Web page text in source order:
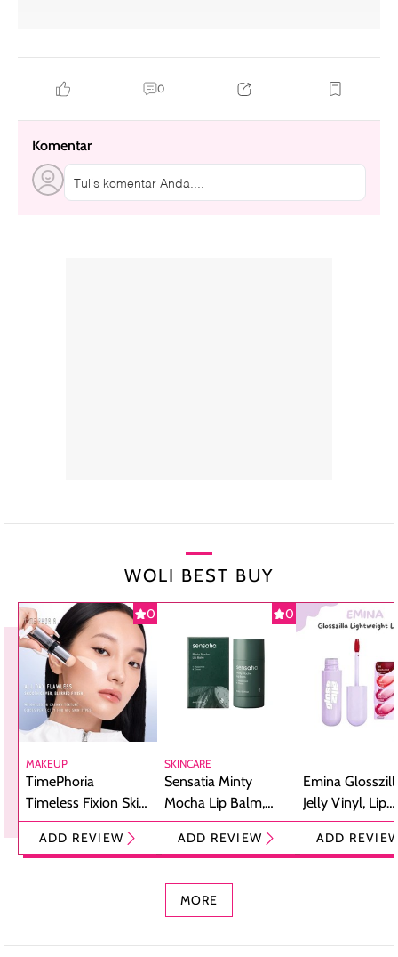
0
Komentar
Tulis komentar Anda....
WOLI BEST BUY
0
MAKEUP
TimePhoria
Timeless Fixion Skin
Tint Stick,
Foundation dan
ADD REVIEW
0
SKINCARE
Sensatia Minty
Mocha Lip Balm,
Pelembap Bibir
dengan Aroma
ADD REVIEW
Emina
Jelly Vinyl, Lip
Cream Glossy
Ringan
ADD
MORE